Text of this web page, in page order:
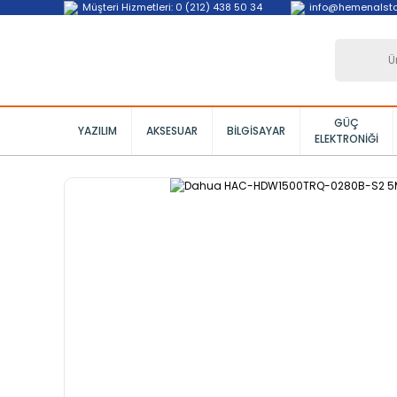
Müşteri Hizmetleri: 0 (212) 438 50 34
YAZILIM AKSESUAR BILGISAYAR
GÜÇ
ELEKTRONIĞI